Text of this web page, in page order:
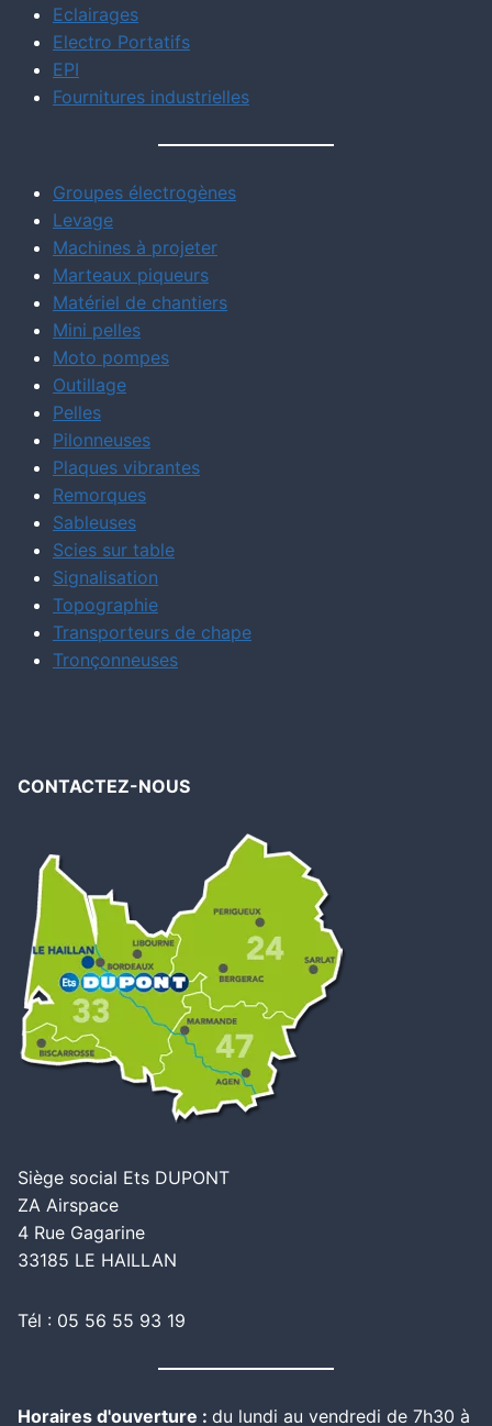
Eclairages
Electro Portatifs
EPI
Fournitures industrielles
Groupes électrogènes
Levage
Machines à projeter
Marteaux piqueurs
Matériel de chantiers
Mini pelles
Moto pompes
Outillage
Pelles
Pilonneuses
Plaques vibrantes
Remorques
Sableuses
Scies sur table
Signalisation
Topographie
Transporteurs de chape
Tronçonneuses
CONTACTEZ-NOUS
Siège social Ets DUPONT
ZA Airspace
4 Rue Gagarine
33185 LE HAILLAN
Tél : 05 56 55 93 19
Horaires d'ouverture : du lundi au vendredi de 7h30 à